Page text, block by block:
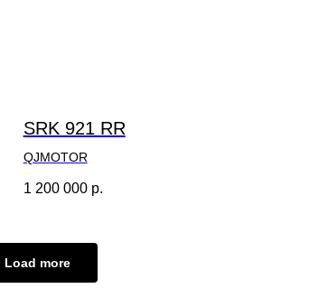
SRK 921 RR
QJMOTOR
1 200 000 р.
Load more